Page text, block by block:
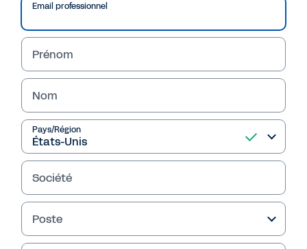
Failed to fetch
Email professionnel
Prénom
Nom
Pays/Région
Société
Poste